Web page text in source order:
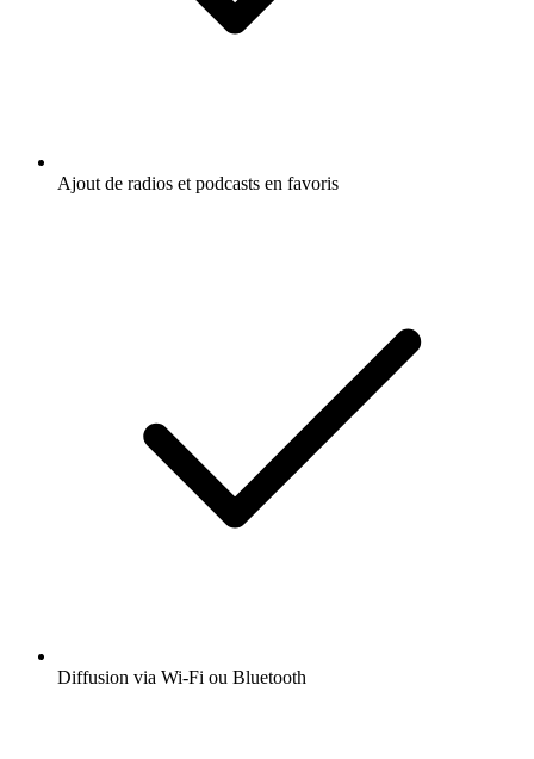
Ajout de radios et podcasts en favoris
Diffusion via Wi-Fi ou Bluetooth